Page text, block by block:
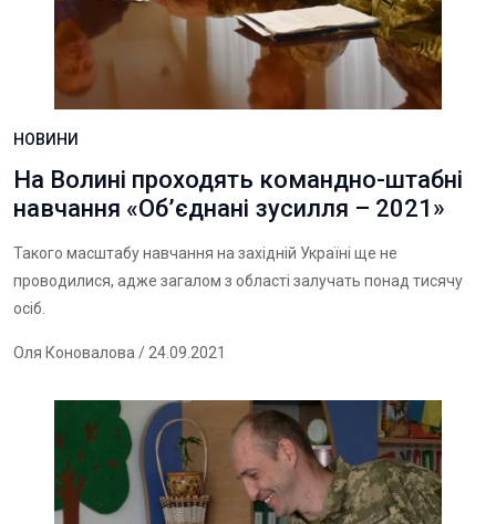
НОВИНИ
На Волині проходять командно-штабні
навчання «Об’єднані зусилля – 2021»
Такого масштабу навчання на західній Україні ще не
проводилися, адже загалом з області залучать понад тисячу
осіб.
Оля Коновалова / 24.09.2021